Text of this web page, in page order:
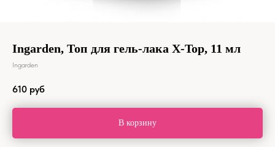
Ingarden, Топ для гель-лака X-Top, 11 мл
Ingarden
610 руб
В корзину